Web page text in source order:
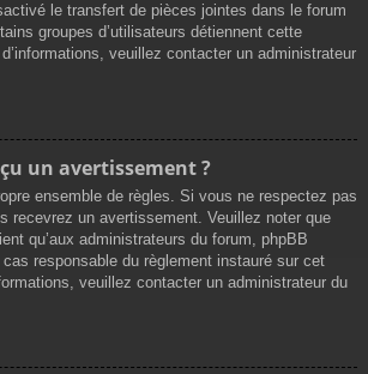
le transfert de pièces jointes dans le forum
groupes d’utilisateurs détiennent cette
veuillez contacter un administrateur
un avertissement ?
ensemble de règles. Si vous ne respectez pas
recevrez un avertissement. Veuillez noter que
qu’aux administrateurs du forum, phpBB
cas responsable du règlement instauré sur cet
veuillez contacter un administrateur du